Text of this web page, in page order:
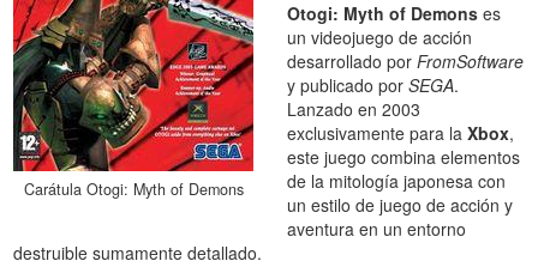
Carátula Otogi: Myth of Demons
Otogi: Myth of Demons es
un videojuego de acción
desarrollado porFromSoftware
y publicado porSEGA.
Lanzado en 2003
exclusivamente para laXbox,
este juego combina elementos
de la mitología japonesa con
un estilo de juego de acción y
aventura en un entorno
destruible sumamente detallado.